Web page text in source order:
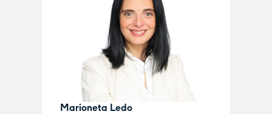
Marioneta Ledo